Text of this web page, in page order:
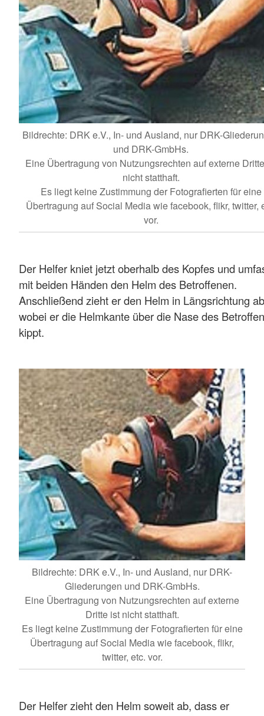
Bildrechte: DRK e.V., In- und Ausland, nur DRK-
und DRK-GmbHs.
Eine Übertragung von Nutzungsrechten auf externe
nicht statthaft.
Es liegt keine Zustimmung der Fotografierten für eine
Übertragung auf Social Media wie facebook, flikr, twitter,
vor.
Der Helfer kniet jetzt oberhalb des Kopfes und
mit beiden Händen den Helm des Betroffenen.
Anschließend zieht er den Helm in Längsrichtung
wobei er die Helmkante über die Nase des
kippt.
Bildrechte: DRK e.V., In- und Ausland, nur DRK-
Gliederungen und DRK-GmbHs.
Eine Übertragung von Nutzungsrechten auf externe
Dritte ist nicht statthaft.
Es liegt keine Zustimmung der Fotografierten für eine
Übertragung auf Social Media wie facebook, flikr,
twitter, etc. vor.
Der Helfer zieht den Helm soweit ab, dass er